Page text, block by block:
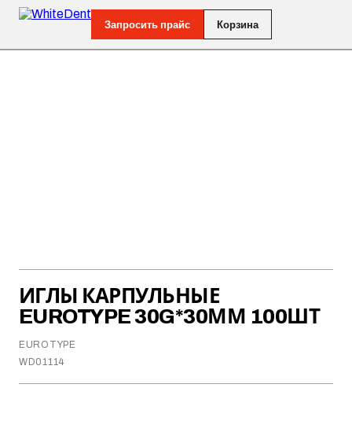
Запросить прайс Корзина
ИГЛЫ КАРПУЛЬНЫЕ
EUROTYPE 30G*30ММ 100ШТ
EUROTYPE
WD01114